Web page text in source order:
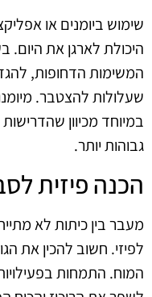
שימוש ביומנים או
היכולת לארגן את היום.
המשימות הדחופות,
שעלולות להצטבר.
במיוחד מכיוון
גבוהות יותר.
הכנה פיזית
מעבר בין כיתות לא
לפיזי. חשוב להכין את
המוח. התמחות בפעילויות